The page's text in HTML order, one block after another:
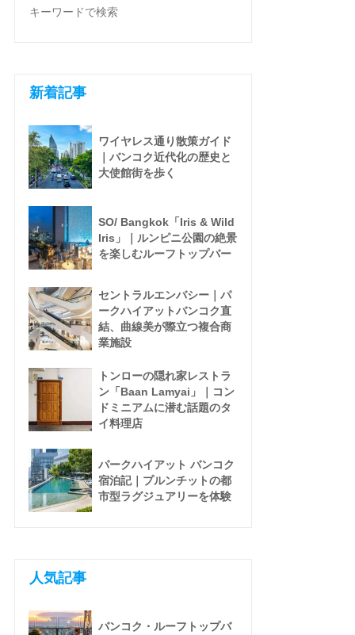
新着記事
ワイヤレス通り散策ガイド
｜バンコク近代化の歴史と
大使館街を歩く
SO/ Bangkok「Iris & Wild
Iris」｜ルンピニ公園の絶景
を楽しむルーフトップバー
セントラルエンバシー｜パ
ークハイアットバンコク直
結、曲線美が際立つ複合商
業施設
トンローの隠れ家レストラ
ン「Baan Lamyai」｜コン
ドミニアムに潜む話題のタ
イ料理店
パークハイアット バンコク
宿泊記｜プルンチットの都
市型ラグジュアリーを体験
人気記事
バンコク・ルーフトップバ